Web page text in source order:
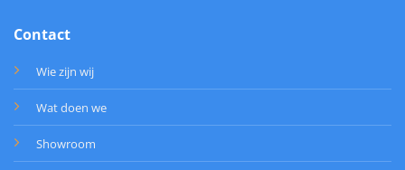
Contact
Wie zijn wij
Wat doen we
Showroom